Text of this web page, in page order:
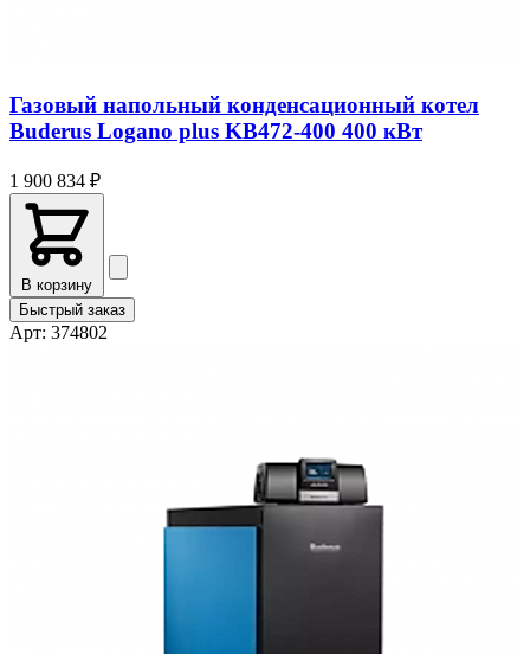
Газовый напольный конденсационный котел
Buderus Logano plus KB472-400 400 кВт
1 900 834 ₽
В корзину
Быстрый заказ
Арт: 374802